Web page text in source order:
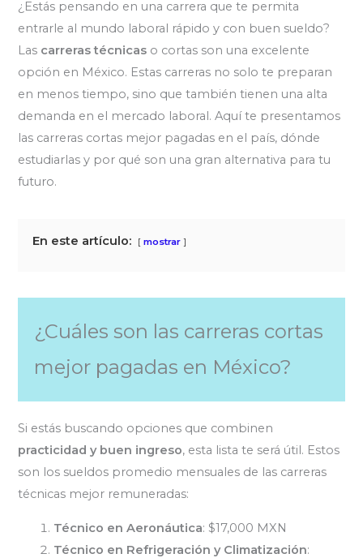
¿Estás pensando en una carrera que te permita
entrarle al mundo laboral rápido y con buen sueldo?
Las carreras técnicas o cortas son una excelente
opción en México. Estas carreras no solo te preparan
en menos tiempo, sino que también tienen una alta
demanda en el mercado laboral. Aquí te presentamos
las carreras cortas mejor pagadas en el país, dónde
estudiarlas y por qué son una gran alternativa para tu
futuro.
En este artículo: mostrar
¿Cuáles son las carreras cortas
mejor pagadas en México?
Si estás buscando opciones que combinen
practicidad y buen ingreso, esta lista te será útil. Estos
son los sueldos promedio mensuales de las carreras
técnicas mejor remuneradas:
Técnico en Aeronáutica: $17,000 MXN
Técnico en Refrigeración y Climatización: